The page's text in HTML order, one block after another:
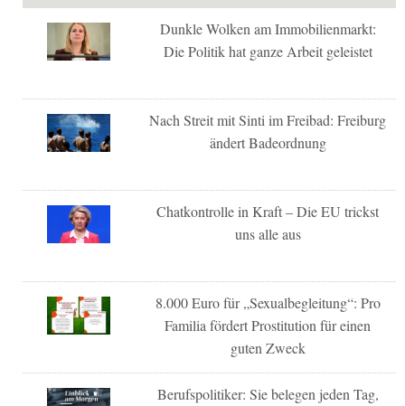
Dunkle Wolken am Immobilienmarkt:
Die Politik hat ganze Arbeit geleistet
Nach Streit mit Sinti im Freibad: Freiburg
ändert Badeordnung
Chatkontrolle in Kraft – Die EU trickst
uns alle aus
8.000 Euro für „Sexualbegleitung“: Pro
Familia fördert Prostitution für einen
guten Zweck
Berufspolitiker: Sie belegen jeden Tag,